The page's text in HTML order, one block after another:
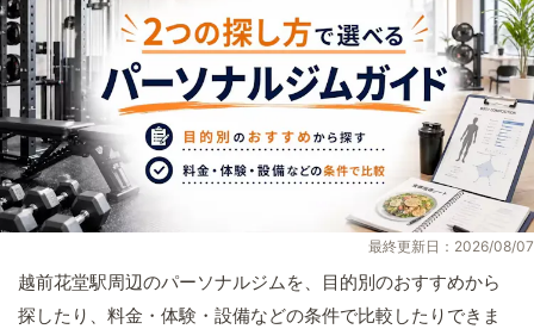
最終更新日：2026/08/07
越前花堂駅周辺のパーソナルジムを、目的別のおすすめから
探したり、料金・体験・設備などの条件で比較したりできま